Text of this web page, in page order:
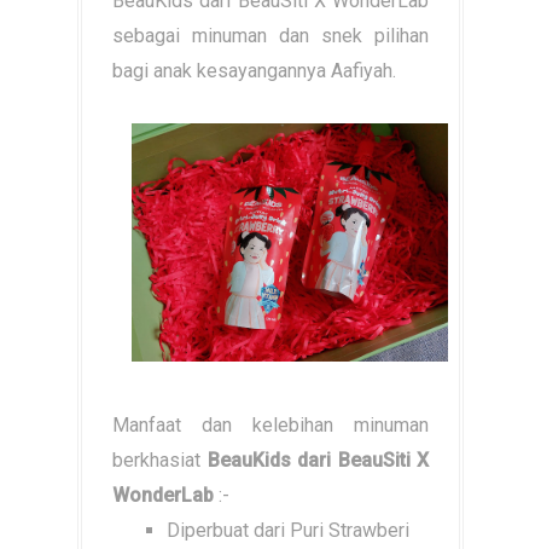
sebagai minuman dan snek pilihan
bagi anak kesayangannya Aafiyah.
Manfaat dan kelebihan minuman
berkhasiat BeauKids dari BeauSiti X
WonderLab :-
Diperbuat dari Puri Strawberi